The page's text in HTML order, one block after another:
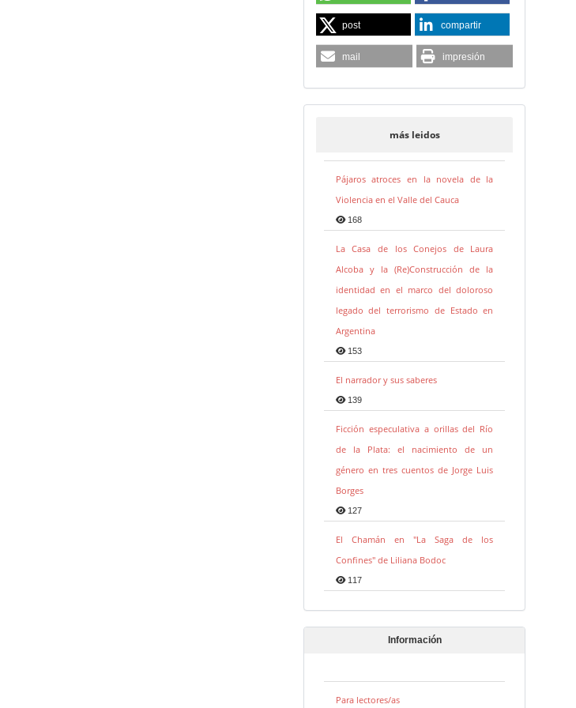
post compartir
mail impresión
más leidos
Pájaros atroces en la novela de la
Violencia en el Valle del Cauca
168
La Casa de los Conejos de Laura
Alcoba y la (Re)Construcción de la
identidad en el marco del doloroso
legado del terrorismo de Estado en
Argentina
153
El narrador y sus saberes
139
Ficción especulativa a orillas del Río
de la Plata: el nacimiento de un
género en tres cuentos de Jorge Luis
Borges
127
El Chamán en "La Saga de los
Confines" de Liliana Bodoc
117
Información
Para lectores/as